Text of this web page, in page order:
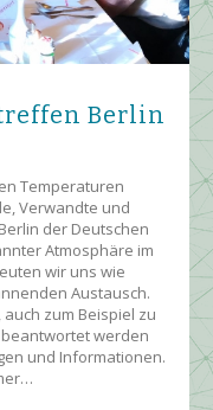
Berlin
Temperaturen
Verwandte und
der Deutschen
Atmosphäre im
wir uns wie
Austausch.
zum Beispiel zu
werden
und Informationen.